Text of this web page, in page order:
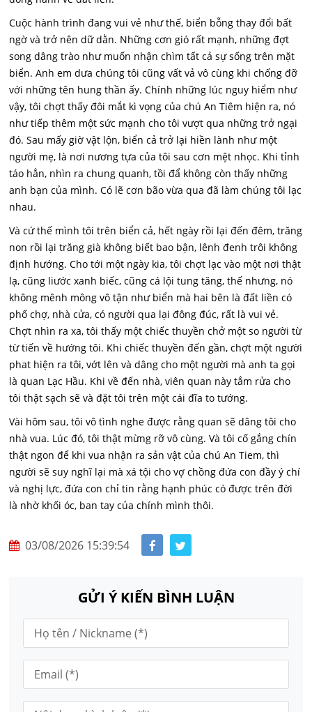
Cuộc hành trình đang vui vẻ như thế, biển bỗng thay đổi bất
ngờ và trở nên dữ dằn. Những cơn gió rất mạnh, những đợt
song dâng trào như muốn nhận chìm tất cả sự sống trên mặt
biển. Anh em dưa chúng tôi cũng vất vả vô cùng khi chống đỡ
với những tên hung thần ấy. Chính những lúc nguy hiểm như
vậy, tôi chợt thấy đôi mắt kì vọng của chú An Tiêm hiện ra, nó
như tiếp thêm một sức mạnh cho tôi vượt qua những trở ngại
đó. Sau mấy giờ vật lộn, biển cả trở lại hiền lành như một
người mẹ, là nơi nương tựa của tôi sau cơn mệt nhọc. Khi tỉnh
táo hẳn, nhìn ra chung quanh, tồi đẩ không còn thấy những
anh bạn của mình. Có lẽ cơn bão vừa qua đã làm chúng tôi lạc
nhau.
Và cứ thế mình tôi trên biển cả, hết ngày rồi lại đến đêm, trăng
non rồi lại trăng già không biết bao bận, lênh đenh trôi không
định hướng. Cho tới một ngày kia, tôi chợt lạc vào một nơi thật
lạ, cũng liước xanh biếc, cũng cá lội tung tăng, thế nhưng, nó
không mênh mông vô tận như biển mà hai bên là đất liền có
phố chợ, nhà cửa, có người qua lại đông đúc, rất là vui vẻ.
Chợt nhìn ra xa, tôi thấy một chiếc thuyền chở một so người từ
từ tiến về hướng tôi. Khi chiếc thuyền đến gần, chợt một người
phat hiện ra tôi, vớt lên và dâng cho một người mà anh ta gọi
là quan Lạc Hầu. Khi về đến nhà, viên quan này tắm rửa cho
tôi thật sạch sẽ và đặt tôi trên một cái đĩa to tướng.
Vài hôm sau, tôi vô tình nghe được rằng quan sẽ dâng tôi cho
nhà vua. Lúc đó, tôi thật mừng rỡ vô cùng. Và tôi cố gắng chín
thật ngon để khi vua nhận ra sản vật của chú An Tiem, thì
người sẽ suy nghĩ lại mà xá tội cho vợ chồng đứa con đầy ý chí
và nghị lực, đứa con chỉ tin rằng hạnh phúc có được trên đời
là nhờ khối óc, ban tay của chính mình thôi.
03/08/2026 15:39:54
GỬI Ý KIẾN BÌNH LUẬN